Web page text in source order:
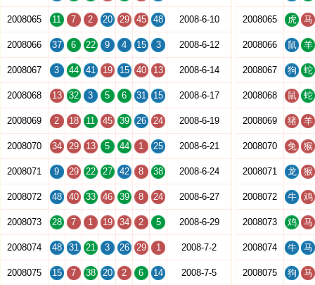
2008065 11 7 2 20 29 45 48 2008-6-10
2008066 37 6 22 9 4 15 3 2008-6-12
2008067 3 44 41 19 15 40 13 2008-6-14
2008068 13 32 3 5 6 31 15 2008-6-17
2008069 2 18 11 45 39 26 24 2008-6-19
2008070 34 29 13 5 44 1 25 2008-6-21
2008071 9 29 22 27 42 8 38 2008-6-24
2008072 48 40 33 46 39 8 24 2008-6-27
2008073 28 7 1 19 34 2 5 2008-6-29
2008074 48 31 21 3 26 29 1 2008-7-2
2008075 15 7 38 20 2 6 14 2008-7-5
2008065 虎 马
2008066 鼠 羊
2008067 狗 蛇
2008068 鼠 蛇
2008069 猪 羊
2008070 兔 猴
2008071 龙 猴
2008072 牛 鸡
2008073 鸡 马
2008074 牛 马
2008075 狗 马